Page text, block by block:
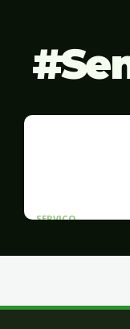
SERVICO